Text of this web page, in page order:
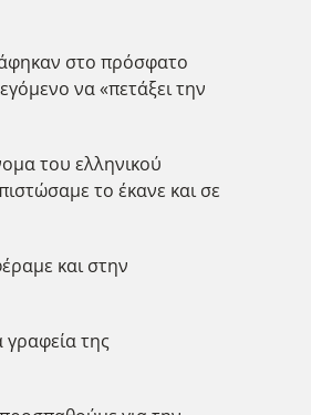
στο πρόσφατο
να «πετάξει την
του ελληνικού
το έκανε και σε
και στην
της